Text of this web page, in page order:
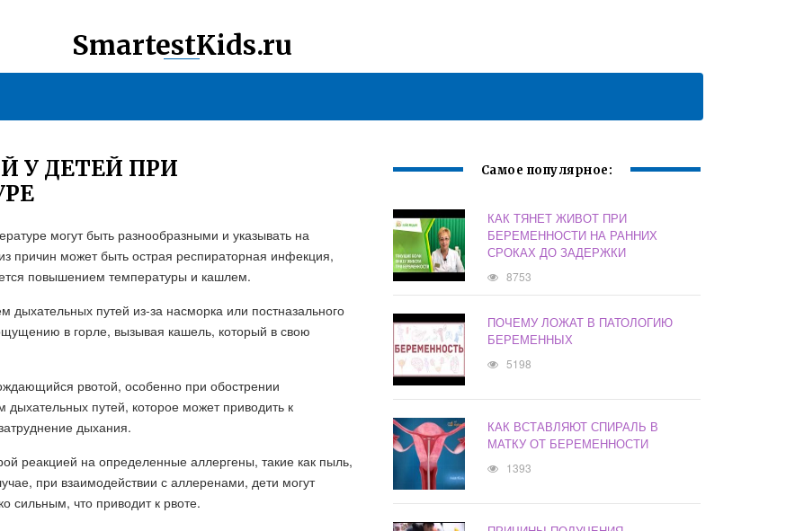
SmartestKids.ru
У ДЕТЕЙ ПРИ
могут быть разнообразными и указывать на
причин может быть острая респираторная инфекция,
повышением температуры и кашлем.
путей из-за насморка или постназального
в горле, вызывая кашель, который в свою
рвотой, особенно при обострении
путей, которое может приводить к
дыхания.
реакцией на определенные аллергены, такие как пыль,
при взаимодействии с аллеренами, дети могут
сильным, что приводит к рвоте.
Самое популярное:
КАК ТЯНЕТ ЖИВОТ ПРИ
БЕРЕМЕННОСТИ НА РАННИХ
СРОКАХ ДО ЗАДЕРЖКИ
8753
ПОЧЕМУ ЛОЖАТ В ПАТОЛОГИЮ
БЕРЕМЕННЫХ
5198
КАК ВСТАВЛЯЮТ СПИРАЛЬ В
МАТКУ ОТ БЕРЕМЕННОСТИ
1393